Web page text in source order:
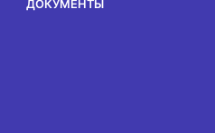
ДОКУМЕНТЫ